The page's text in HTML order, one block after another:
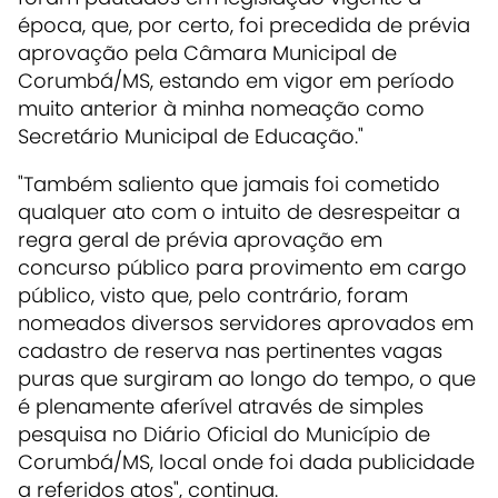
época, que, por certo, foi precedida de prévia
aprovação pela Câmara Municipal de
Corumbá/MS, estando em vigor em período
muito anterior à minha nomeação como
Secretário Municipal de Educação."
"Também saliento que jamais foi cometido
qualquer ato com o intuito de desrespeitar a
regra geral de prévia aprovação em
concurso público para provimento em cargo
público, visto que, pelo contrário, foram
nomeados diversos servidores aprovados em
cadastro de reserva nas pertinentes vagas
puras que surgiram ao longo do tempo, o que
é plenamente aferível através de simples
pesquisa no Diário Oficial do Município de
Corumbá/MS, local onde foi dada publicidade
a referidos atos", continua.